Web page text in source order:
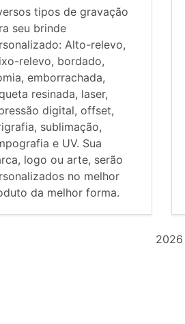
tipos de gravação
seu brinde
Alto-relevo,
relevo, bordado,
emborrachada,
resinada, laser,
digital, offset,
sublimação,
e UV. Sua
logo ou arte, serão
no melhor
da melhor forma.
2026